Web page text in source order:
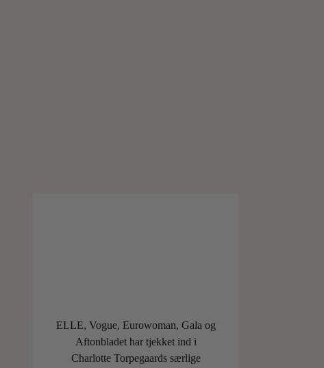
ELLE, Vogue, Eurowoman, Gala og
Aftonbladet har tjekket ind i
Charlotte Torpegaards særlige